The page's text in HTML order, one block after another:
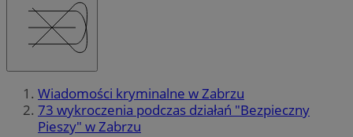
Wiadomości kryminalne w Zabrzu
73 wykroczenia podczas działań "Bezpieczny
Pieszy" w Zabrzu